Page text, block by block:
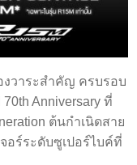
งวาระสำคัญ ครบรอบ
Anniversary ที่
ต้นกำเนิดสาย
อร์ระดับซูเปอร์ไบค์ที่